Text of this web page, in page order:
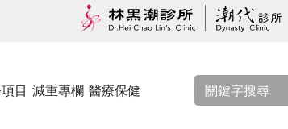
目 減重專欄 醫療保健